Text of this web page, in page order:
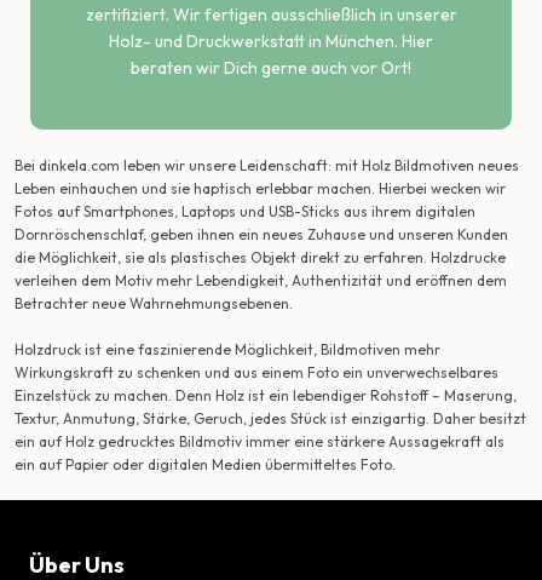
zertifiziert. Wir fertigen ausschließlich in unserer
Holz- und Druckwerkstatt in München. Hier
beraten wir Dich gerne auch vor Ort!
Bei dinkela.com leben wir unsere Leidenschaft: mit Holz Bildmotiven neues
Leben einhauchen und sie haptisch erlebbar machen. Hierbei wecken wir
Fotos auf Smartphones, Laptops und USB-Sticks aus ihrem digitalen
Dornröschenschlaf, geben ihnen ein neues Zuhause und unseren Kunden
die Möglichkeit, sie als plastisches Objekt direkt zu erfahren. Holzdrucke
verleihen dem Motiv mehr Lebendigkeit, Authentizität und eröffnen dem
Betrachter neue Wahrnehmungsebenen.
Holzdruck ist eine faszinierende Möglichkeit, Bildmotiven mehr
Wirkungskraft zu schenken und aus einem Foto ein unverwechselbares
Einzelstück zu machen. Denn Holz ist ein lebendiger Rohstoff – Maserung,
Textur, Anmutung, Stärke, Geruch, jedes Stück ist einzigartig. Daher besitzt
ein auf Holz gedrucktes Bildmotiv immer eine stärkere Aussagekraft als
ein auf Papier oder digitalen Medien übermitteltes Foto.
Über Uns